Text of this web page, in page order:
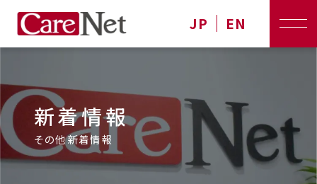
JP EN
新着情報
その他新着情報